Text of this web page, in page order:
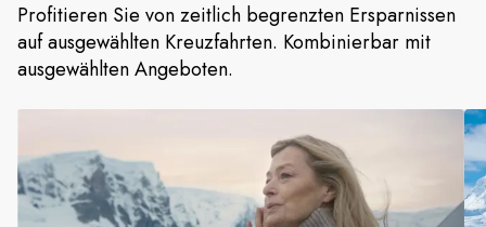
Profitieren Sie von zeitlich begrenzten Ersparnissen
auf ausgewählten Kreuzfahrten. Kombinierbar mit
ausgewählten Angeboten.